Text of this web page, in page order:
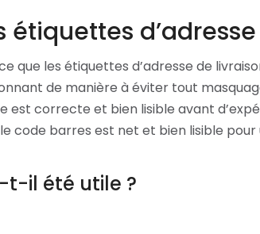
d’adresse
que les étiquettes d’adresse de
de manière à éviter tout
est correcte et bien lisible avant
code barres est net et bien lisible
t-il été utile ?